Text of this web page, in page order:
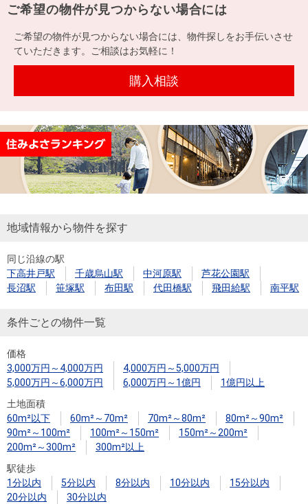
ンを
探す
一戸
建て
す
用
物
件
を
す
件を
探す
購入向け
サービス
住宅ロー
ンシミュ
住まい1プ
ラス（お
暮らしの
税金の本
（電子ブ
ック）
ド
定
談
売却
金額
試算
売却向け
周辺相場
住まい1プ
住まいと
暮らしの
税金の本
売却ガイ
ド
経営ビジ
ョン
組織図
役員一
沿革
本社地
図
（電子ブ
ック版）
提携企業にお勤めの方
閉じる
ご希望の物件が見つからない場合には
ご希望の物件が見つからない場合には、物件探しをお手伝いさせ
ていただきます。ご相談はお気軽に！
購入相談
地域情報から物件を探す
同じ沿線の駅
下高井戸駅
千歳烏山駅 中河原駅
芦花公園駅
長沼駅
笹塚駅 布田駅 代田橋駅 飛田給駅 南平駅
条件ごとの物件一覧
価格
3,000万円～4,000万円
4,000万円～5,000万円
5,000万円～6,000万円
6,000万円～1億円
1億円以上
土地面積
60m²以下
60m²～70m² 70m²～80m²
80m²～90m²
90m²～100m²
100m²～150m²
150m²～200m²
200m²～300m²
300m²以上
駅徒歩
1分以内
5分以内 8分以内 10分以内
15分以内
20分以内
30分以内